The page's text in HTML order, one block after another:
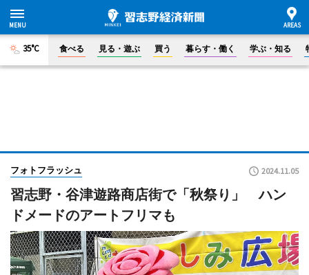
35°C 食べる 見る・遊ぶ 買う 暮らす・働く 学ぶ・知る
フォトフラッシュ 2024.11.05
習志野・谷津遊路商店街で「秋祭り」 ハン
ドメードのアートフリマも